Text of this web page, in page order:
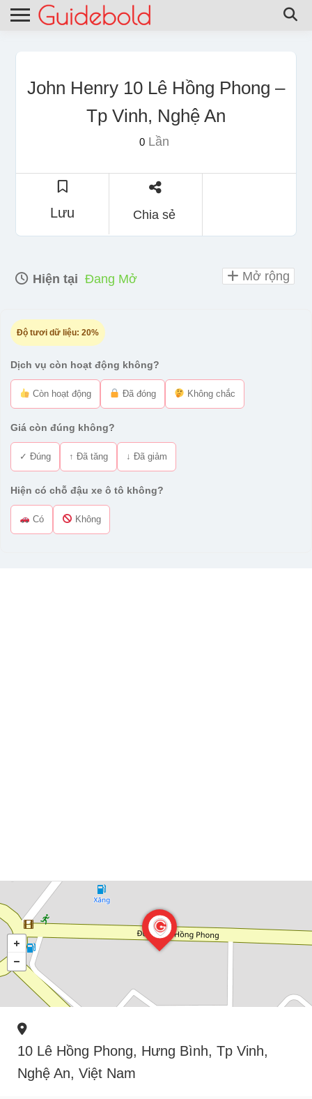
John Henry 10 Lê Hồng Phong –
Tp Vinh, Nghệ An
0Lần
Lưu Chia sẻ
Hiện tại Đang Mở
Độ tươi dữ liệu: 20%
Dịch vụ còn hoạt động không?
Còn hoạt động Đã đóng Không chắc
Giá còn đúng không?
✓ Đúng ↑ Đã tăng ↓ Đã giảm
Hiện có chỗ đậu xe ô tô không?
Có Không
Mở rộng
10 Lê Hồng Phong, Hưng Bình, Tp Vinh,
Nghệ An, Việt Nam